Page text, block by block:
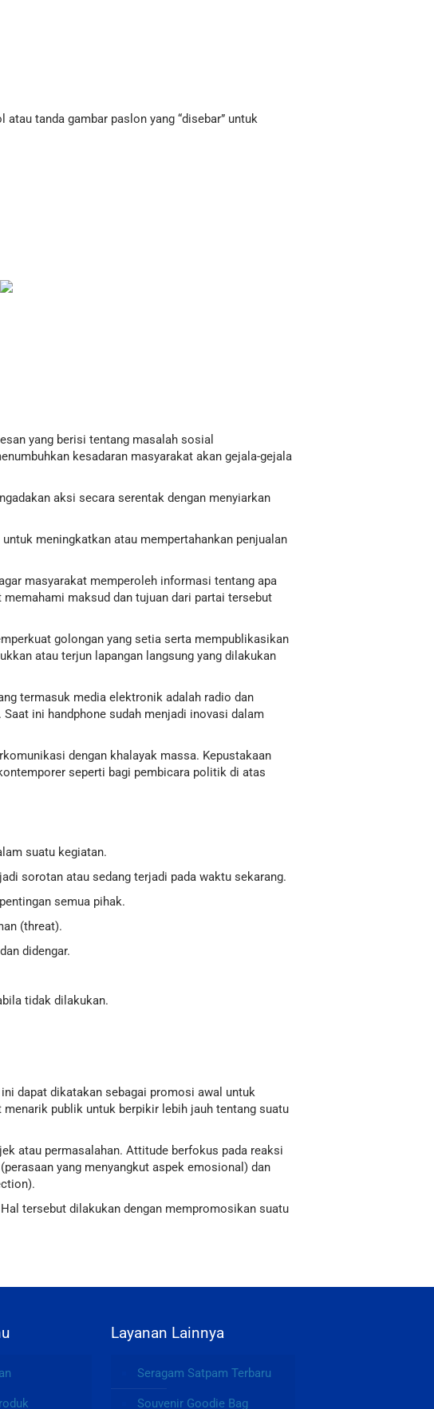
tanda gambar paslon yang “disebar” untuk
yang berisi tentang masalah sosial
kesadaran masyarakat akan gejala-gejala
aksi secara serentak dengan menyiarkan
meningkatkan atau mempertahankan penjualan
masyarakat memperoleh informasi tentang apa
maksud dan tujuan dari partai tersebut
golongan yang setia serta mempublikasikan
atau terjun lapangan langsung yang dilakukan
termasuk media elektronik adalah radio dan
ini handphone sudah menjadi inovasi dalam
dengan khalayak massa. Kepustakaan
seperti bagi pembicara politik di atas
suatu kegiatan.
sorotan atau sedang terjadi pada waktu sekarang.
semua pihak.
(threat).
didengar.
tidak dilakukan.
dapat dikatakan sebagai promosi awal untuk
publik untuk berpikir lebih jauh tentang suatu
atau permasalahan. Attitude berfokus pada reaksi
yang menyangkut aspek emosional) dan
tersebut dilakukan dengan mempromosikan suatu
Layanan Lainnya
Seragam Satpam Terbaru
Souvenir Goodie Bag